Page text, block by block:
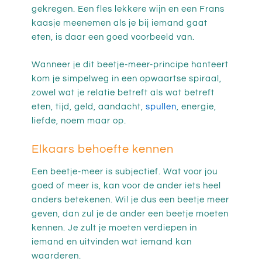
gekregen. Een fles lekkere wijn en een Frans
kaasje meenemen als je bij iemand gaat
eten, is daar een goed voorbeeld van.
Wanneer je dit beetje-meer-principe hanteert
kom je simpelweg in een opwaartse spiraal,
zowel wat je relatie betreft als wat betreft
eten, tijd, geld, aandacht, spullen , energie,
liefde, noem maar op.
Elkaars behoefte kennen
Een beetje-meer is subjectief. Wat voor jou
goed of meer is, kan voor de ander iets heel
anders betekenen. Wil je dus een beetje meer
geven, dan zul je de ander een beetje moeten
kennen. Je zult je moeten verdiepen in
iemand en uitvinden wat iemand kan
waarderen.